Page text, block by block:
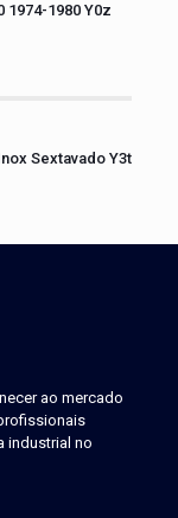
1974-1980 Y0z
Sextavado Y3t
ao mercado
industrial no